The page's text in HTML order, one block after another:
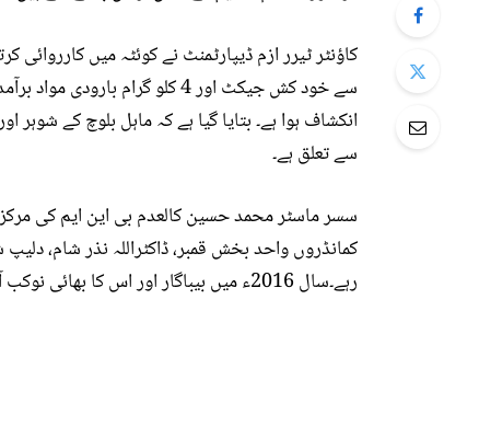
کاﺅنٹر ٹیرر ازم ڈیپارٹمنٹ نے کوئٹہ میں
سے خود کش جیکٹ اور 4 کلو
انکشاف ہوا ہے۔ بتایا گیا ہے کہ ماہل بلوچ کے
سے تعلق ہے۔
سسر ماسٹر محمد حسین کالعدم بی این ایم کی
کمانڈروں واحد بخش قمبر، ڈاکٹراللہ نذر شام،
رہے۔سال 2016ء میں بیباگار اور اس کا بھائی نوکب آپس میں پیسے اور ہتھیاروں کی لڑائی میں مارے گئے تھے۔